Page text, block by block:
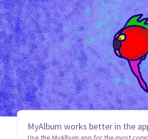
MyAlbum works better in the